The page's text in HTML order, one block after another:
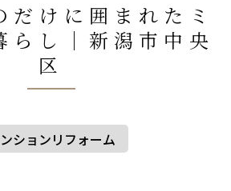
だけに囲まれたミ
らし│新潟市中央
区
ションリフォーム